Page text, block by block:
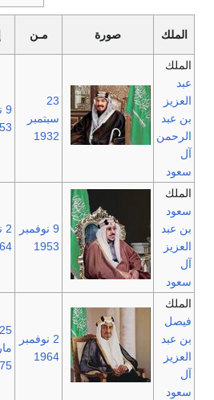
الملك صورة مـن
الملك
عبد
العزيز
بن عبد
الرحمن
آل
سعود
23
سبتمبر
1932
9 نوفمبر
الملك
سعود
بن عبد
العزيز
آل
سعود
9 نوفمبر
1953
2 نوفمبر
الملك
فيصل
بن عبد
العزيز
آل
سعود
2 نوفمبر
1964
25